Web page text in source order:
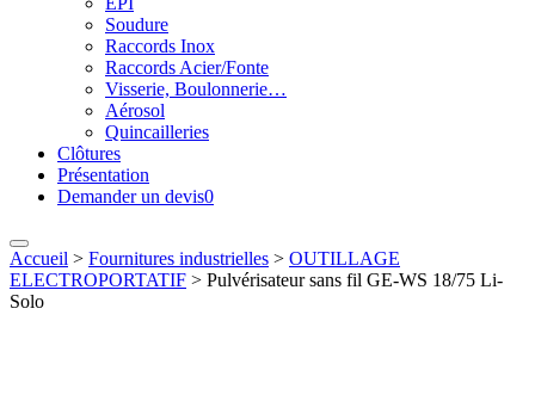
Soudure
Raccords Inox
Raccords Acier/Fonte
Visserie, Boulonnerie…
Aérosol
Quincailleries
Clôtures
Présentation
Demander un devis0
Accueil > Fournitures industrielles > OUTILLAGE
ELECTROPORTATIF > Pulvérisateur sans fil GE-WS 18/75 Li-
Solo